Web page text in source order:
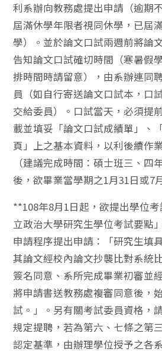
利系辦向教務處提出申請（逾期
屆滿休學年限者視同休學，已屆
學）。並於論文口試兩週前將論
告知論文口試確切時間（寒暑假
排時間時請留意），由系辦連同
員（如自行寄送論文口試本，口
交給委員）。口試當天，必須提
載並填妥「論文口試成績單」、
頁」上之基本資料，以利後續作
（建議完成時間：碩士班三、四
後，欲畢業當學期之1月31日或7
**108年8月1日起，欲提出學位
立政治大學研究生學位考試要點
申請程序提出申請：「研究生填
其論文經校內論文抄襲比對系統
簽名同意、系所完成畢業初審並
將申請書送教務處複審同意後，
試。」。另有關考試委員資格，
規定提聘，若為第六、七條之第
認定基準，由辦理學位授予之各